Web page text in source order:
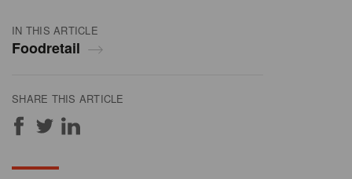
IN THIS ARTICLE
Foodretail
SHARE THIS ARTICLE